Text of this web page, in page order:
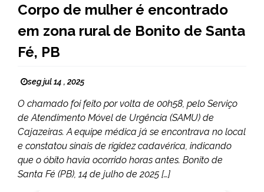
Corpo de mulher é encontrado
em zona rural de Bonito de Santa
Fé, PB
seg jul 14 , 2025
O chamado foi feito por volta de 00h58, pelo Serviço
de Atendimento Móvel de Urgência (SAMU) de
Cajazeiras. A equipe médica já se encontrava no local
e constatou sinais de rigidez cadavérica, indicando
que o óbito havia ocorrido horas antes. Bonito de
Santa Fé (PB), 14 de julho de 2025 […]